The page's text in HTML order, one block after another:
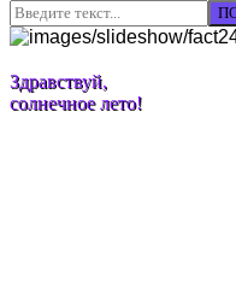
Здравствуй,
солнечное лето!